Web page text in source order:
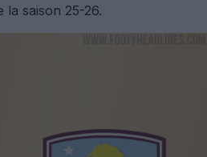
la saison 25-26.